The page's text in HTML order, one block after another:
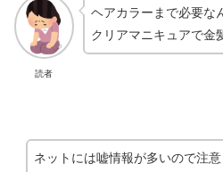
読者
ヘアカラーまで必要な
クリアマニキュアで金
ネットには嘘情報が多いので注意